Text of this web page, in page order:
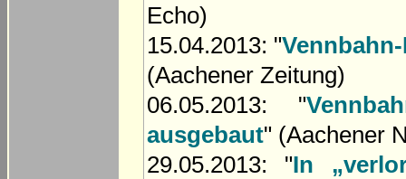
Echo)
15.04.2013: "
(Aachener Zeitung)
06.05.2013: "
ausgebaut" (Aachener
29.05.2013: "In